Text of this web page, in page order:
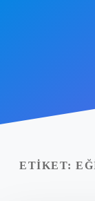
Yasal Uyarı
ETIKET: